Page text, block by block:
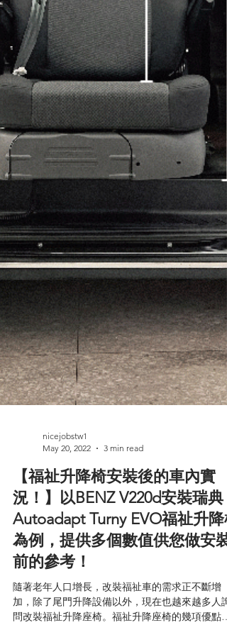
nicejobstw1
May 20, 2022
3 min read
【福祉升降椅安裝後的車內實
況！】以BENZ V220d安裝瑞典
Autoadapt Turny EVO福祉升降
為例，提供多個數值供您做安裝
前的參考！
隨著老年人口增長，改裝福祉車的需求正不斷增